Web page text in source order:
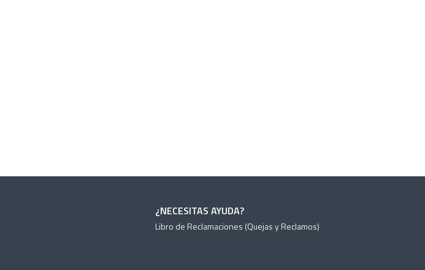
¿NECESITAS AYUDA?
Libro de Reclamaciones (Quejas y Reclamos)